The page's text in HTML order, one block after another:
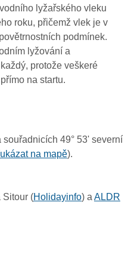
lyžařského vleku
roku, přičemž vlek je v
podmínek.
lyžování a
protože veškeré
na startu.
49° 53' severní
ukázat na mapě).
Sitour (Holidayinfo) aALDR